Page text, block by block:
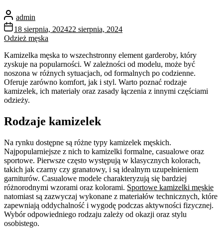
admin
18 sierpnia, 202422 sierpnia, 2024
Odzież męska
Kamizelka męska to wszechstronny element garderoby, który
zyskuje na popularności. W zależności od modelu, może być
noszona w różnych sytuacjach, od formalnych po codzienne.
Oferuje zarówno komfort, jak i styl. Warto poznać rodzaje
kamizelek, ich materiały oraz zasady łączenia z innymi częściami
odzieży.
Rodzaje kamizelek
Na rynku dostępne są różne typy kamizelek męskich.
Najpopularniejsze z nich to kamizelki formalne, casualowe oraz
sportowe. Pierwsze często występują w klasycznych kolorach,
takich jak czarny czy granatowy, i są idealnym uzupełnieniem
garniturów. Casualowe modele charakteryzują się bardziej
różnorodnymi wzorami oraz kolorami. Sportowe kamizelki męskie
natomiast są zazwyczaj wykonane z materiałów technicznych, które
zapewniają oddychalność i wygodę podczas aktywności fizycznej.
Wybór odpowiedniego rodzaju zależy od okazji oraz stylu
osobistego.